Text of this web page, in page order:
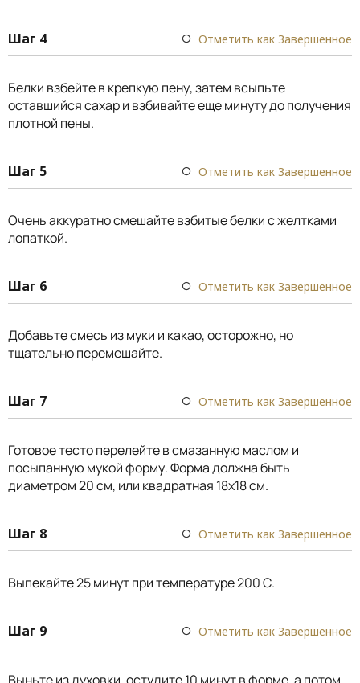
Шаг 4 Отметить как Завершенное
Белки взбейте в крепкую пену, затем всыпьте
оставшийся сахар и взбивайте еще минуту до получения
плотной пены.
Шаг 5 Отметить как Завершенное
Очень аккуратно смешайте взбитые белки с желтками
лопаткой.
Шаг 6 Отметить как Завершенное
Добавьте смесь из муки и какао, осторожно, но
тщательно перемешайте.
Шаг 7 Отметить как Завершенное
Готовое тесто перелейте в смазанную маслом и
посыпанную мукой форму. Форма должна быть
диаметром 20 см, или квадратная 18x18 см.
Шаг 8 Отметить как Завершенное
Выпекайте 25 минут при температуре 200 С.
Шаг 9 Отметить как Завершенное